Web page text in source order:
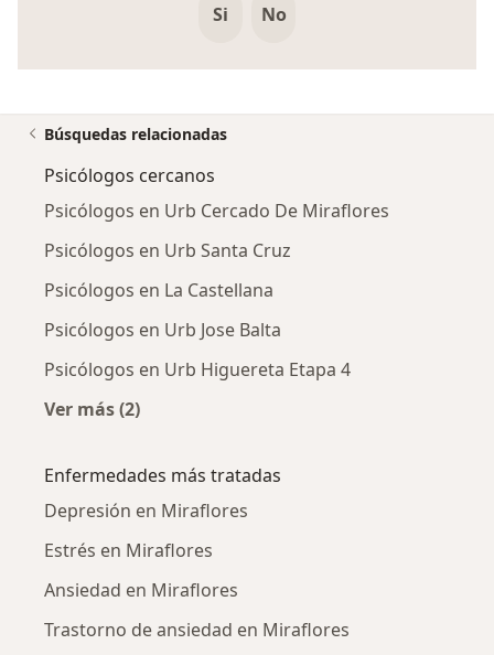
Si No
Búsquedas relacionadas
Psicólogos cercanos
Psicólogos en Urb Cercado De Miraflores
Psicólogos en Urb Santa Cruz
Psicólogos en La Castellana
Psicólogos en Urb Jose Balta
Psicólogos en Urb Higuereta Etapa 4
Ver más (2)
Enfermedades más tratadas
Depresión en Miraflores
Estrés en Miraflores
Ansiedad en Miraflores
Trastorno de ansiedad en Miraflores